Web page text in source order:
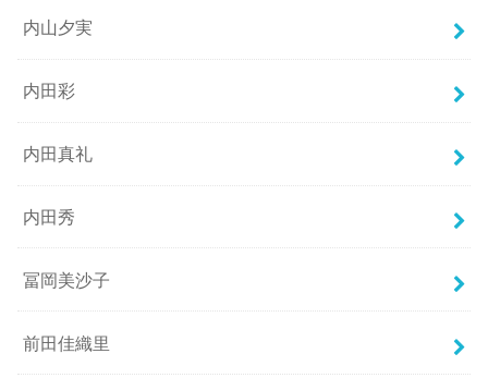
内山夕実
内田彩
内田真礼
内田秀
冨岡美沙子
前田佳織里